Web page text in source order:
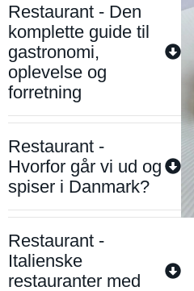
Restaurant - Den
komplette guide til
gastronomi,
oplevelse og
forretning
Restaurant -
Hvorfor går vi ud og
spiser i Danmark?
Restaurant -
Italienske
restauranter med